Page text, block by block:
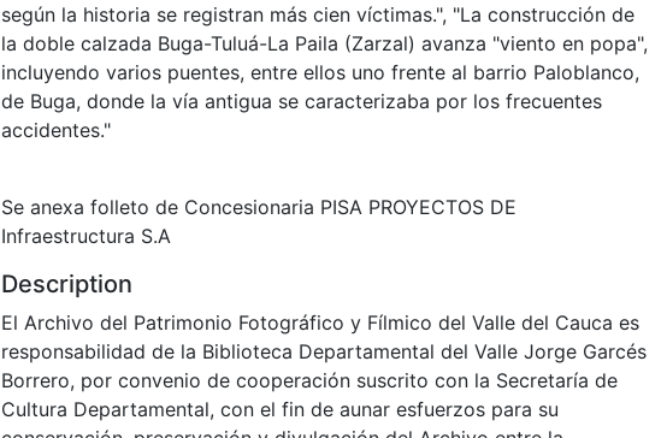
según la historia se registran más cien víctimas.", "La construcción de
la doble calzada Buga-Tuluá-La Paila (Zarzal) avanza "viento en popa",
incluyendo varios puentes, entre ellos uno frente al barrio Paloblanco,
de Buga, donde la vía antigua se caracterizaba por los frecuentes
accidentes."
Se anexa folleto de Concesionaria PISA PROYECTOS DE
Infraestructura S.A
Description
El Archivo del Patrimonio Fotográfico y Fílmico del Valle del Cauca es
responsabilidad de la Biblioteca Departamental del Valle Jorge Garcés
Borrero, por convenio de cooperación suscrito con la Secretaría de
Cultura Departamental, con el fin de aunar esfuerzos para su